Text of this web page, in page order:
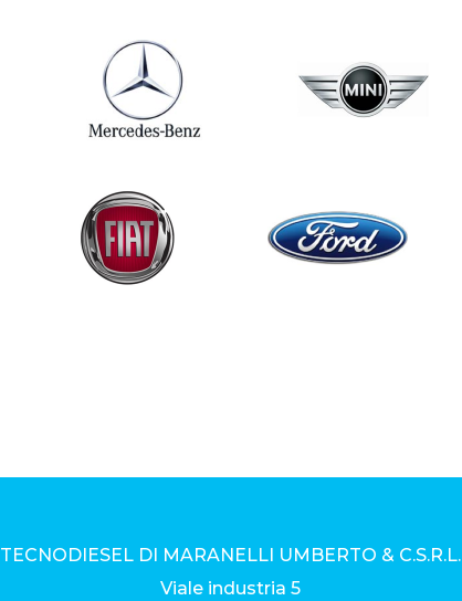
TECNODIESEL DI MARANELLI UMBERTO & C.S.R.L.
Viale industria 5